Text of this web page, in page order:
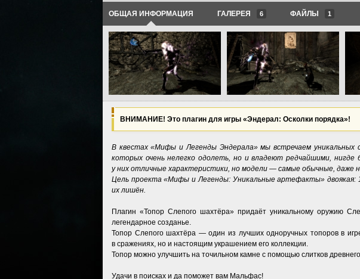
ОБЩАЯ ИНФОРМАЦИЯ ГАЛЕРЕЯ 6 ФАЙЛЫ 1
ВНИМАНИЕ! Это плагин для игры «Эндерал: Осколки порядка»!
В квестах «Мифы и Легенды Эндерала» мы встречаем уникальных
которых очень нелегко одолеть, но и владеют редчайшими,
у них отличные характеристики, но модели — самые обычные, даже
Цель проекта «Мифы и Легенды: Уникальные артефакты»
их лишён.
Плагин «Топор Слепого шахтёра» придаёт уникальному оружию
легендарное созданье.
Топор Слепого шахтёра — один из лучших одноручных топоров в
в сражениях, но и настоящим украшением его коллекции.
Топор можно улучшить на точильном камне с помощью слитков
Удачи в поисках и да поможет вам Мальфас!